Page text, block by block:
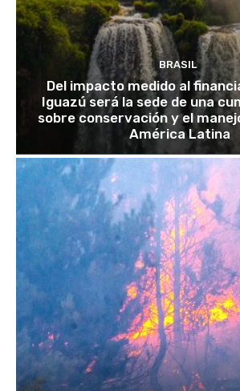
BRASIL
Del impacto medido al
Iguazú será la sede de una
sobre conservación y el
América Latina